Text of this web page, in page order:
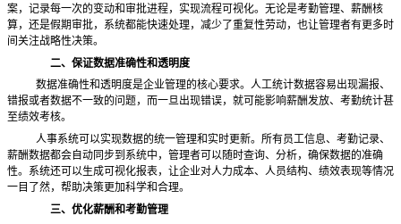
案，记录每一次的变动和审批进程，实现流程可视化。无论是考勤管理、薪酬核
算，还是假期审批，系统都能快速处理，减少了重复性劳动，也让管理者有更多时
间关注战略性决策。
二、保证数据准确性和透明度
数据准确性和透明度是企业管理的核心要求。人工统计数据容易出现漏报、
错报或者数据不一致的问题，而一旦出现错误，就可能影响薪酬发放、考勤统计甚
至绩效考核。
人事系统可以实现数据的统一管理和实时更新。所有员工信息、考勤记录、
薪酬数据都会自动同步到系统中，管理者可以随时查询、分析，确保数据的准确
性。系统还可以生成可视化报表，让企业对人力成本、人员结构、绩效表现等情况
一目了然，帮助决策更加科学和合理。
三、优化薪酬和考勤管理